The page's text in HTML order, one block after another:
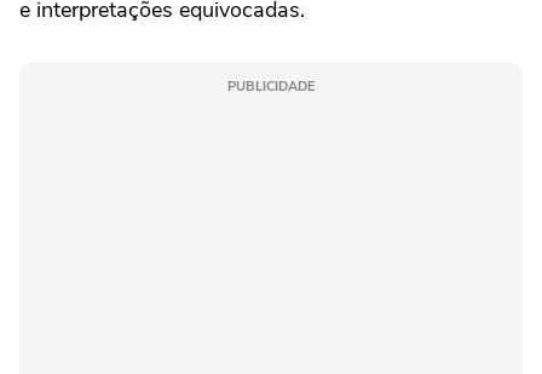
e interpretações equivocadas.
PUBLICIDADE